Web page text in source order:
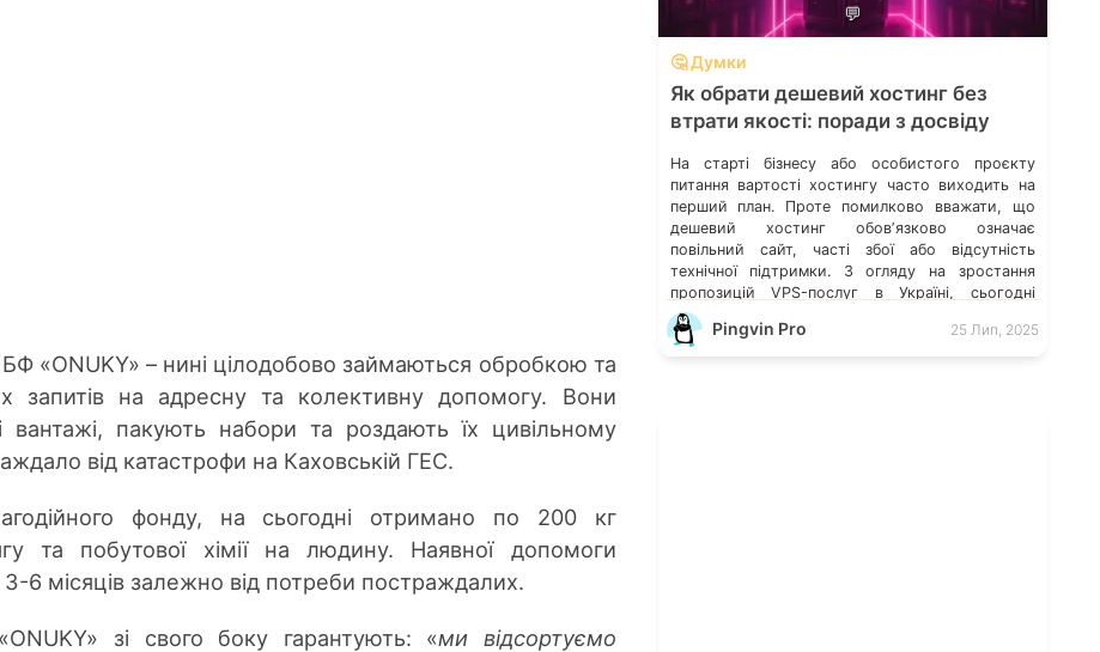
БФ «ONUKY» – нині цілодобово займаються обробкою та
запитів на адресну та колективну допомогу. Вони
вантажі, пакують набори та роздають їх цивільному
від катастрофи на Каховській ГЕС.
фонду, на сьогодні отримано по 200 кг
та побутової хімії на людину. Наявної допомоги
3-6 місяців залежно від потреби постраждалих.
зі свого боку гарантують: «ми відсортуємо
💬
🤔 Думки
Як обрати дешевий хостинг без
втрати якості: поради з досвіду
На старті бізнесу або особистого проєкту
питання вартості хостингу часто виходить на
перший план. Проте помилково вважати, що
дешевий хостинг обовʼязково означає
повільний сайт, часті збої або відсутність
технічної підтримки. З огляду на зростання
пропозицій VPS-послуг в Україні, сьогодні
можна знайти оптимальне рішення, яке поєднує
доступну ціну та стабільну роботу — важливо
Pingvin Pro 25 Лип, 2025